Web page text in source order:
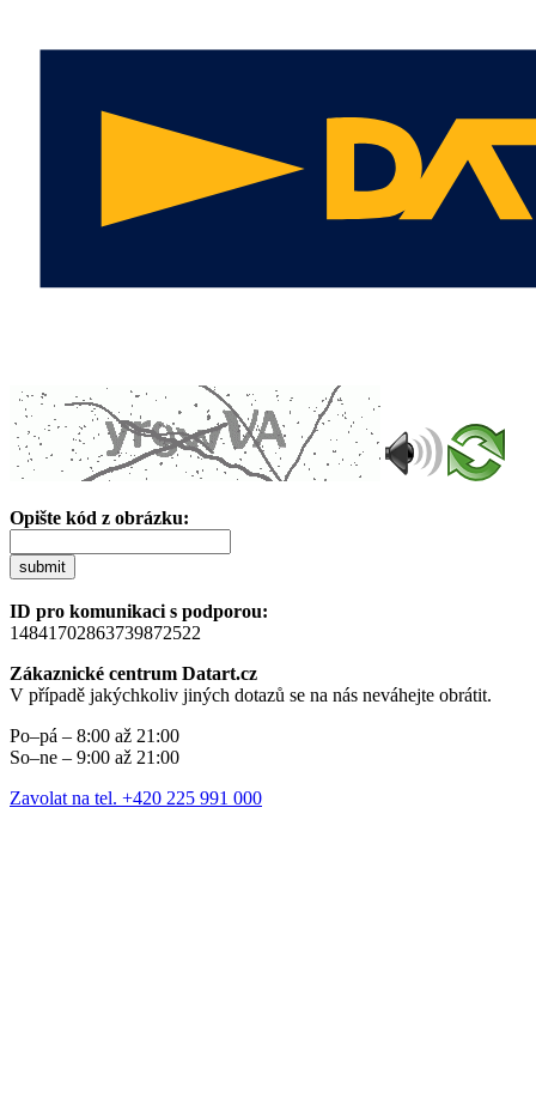
Opište kód z obrázku:
submit
ID pro komunikaci s podporou:
14841702863739872522
Zákaznické centrum Datart.cz
V případě jakýchkoliv jiných dotazů se na nás neváhejte obrátit.
Po–pá – 8:00 až 21:00
So–ne – 9:00 až 21:00
Zavolat na tel. +420 225 991 000